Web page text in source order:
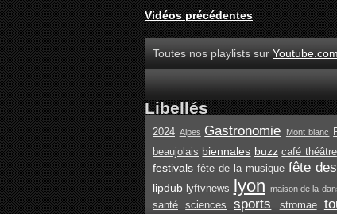
Vidéos précédentes
Toutes nos playlists sur
Libellés
2024 Alpes Gastronomie Mont blanc
beaujolais biennales buzz café théâtre
festivals fête de la musique fête
lipdub lyftvnews lyon maison de la
santé sciences sports stromae